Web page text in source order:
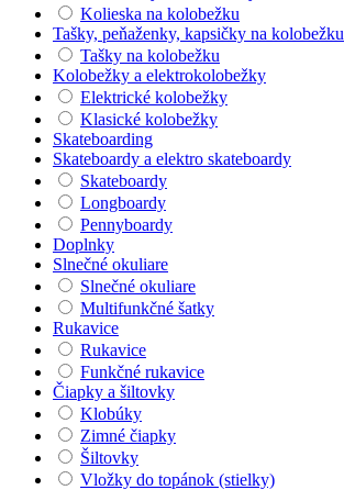
Kolieska na kolobežku
Tašky, peňaženky, kapsičky na kolobežku
Tašky na kolobežku
Kolobežky a elektrokolobežky
Elektrické kolobežky
Klasické kolobežky
Skateboarding
Skateboardy a elektro skateboardy
Skateboardy
Longboardy
Pennyboardy
Doplnky
Slnečné okuliare
Slnečné okuliare
Multifunkčné šatky
Rukavice
Rukavice
Funkčné rukavice
Čiapky a šiltovky
Klobúky
Zimné čiapky
Šiltovky
Vložky do topánok (stielky)